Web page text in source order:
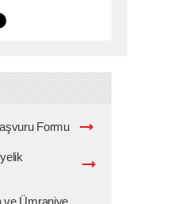
Formu
ve Ümraniye